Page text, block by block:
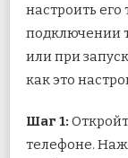
настроить его
подключении
или при
как это
Шаг 1:
телефоне.